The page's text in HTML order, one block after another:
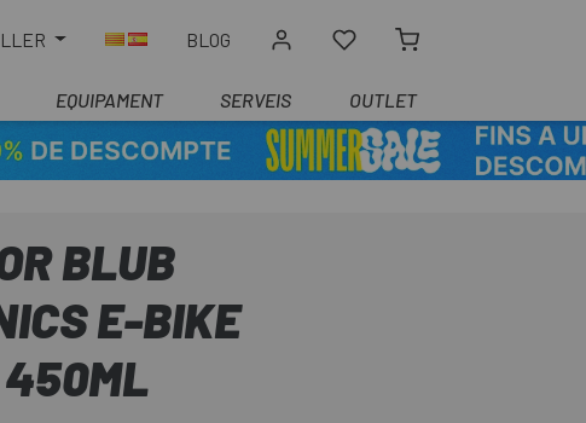
BLOG
EQUIPAMENT SERVEIS OUTLET
BLUB
E-BIKE
450ML